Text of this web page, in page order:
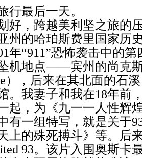
最后一天。
，跨越美利坚之旅的
州的哈珀斯费里国家历
年“911”恐怖袭击中的
机地点——宾州的尚克
），后来在其北面的石
。我妻子和我在18年前
起，为《九一一人性辉
有一组特写，就是关于
上的殊死搏斗》等。后
93。该片入围奥斯卡